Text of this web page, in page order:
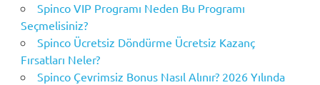
Spinco VIP Programı Neden Bu Programı
Seçmelisiniz?
Spinco Ücretsiz Döndürme Ücretsiz Kazanç
Fırsatları Neler?
Spinco Çevrimsiz Bonus Nasıl Alınır? 2026 Yılında